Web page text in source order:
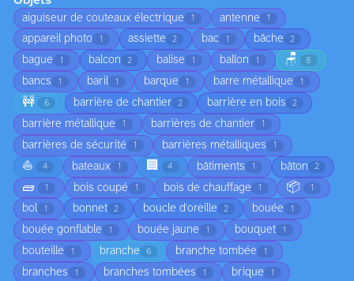
aiguiseur de couteaux électrique 1 antenne 1
appareil photo 1 assiette 2 bac 1 bâche 2
bague 1 balcon 2 balise 1 ballon 1 🪑 8
bancs 1 baril 1 barque 1 barre métallique 1
🚧 6 barrière de chantier 2 barrière en bois 2
barrière métallique 1 barrières de chantier 1
barrières de sécurité 1 barrières métalliques 1
⛵ 4 bateaux 1 🏢 4 bâtiments 1 bâton 2
🧱 1 bois coupé 1 bois de chauffage 1 📦 1
bol 1 bonnet 2 boucle d'oreille 2 bouée 1
bouée gonflable 1 bouée jaune 1 bouquet 1
bouteille 1 branche 6 branche tombée 1
branches 1 branches tombées 1 brique 1